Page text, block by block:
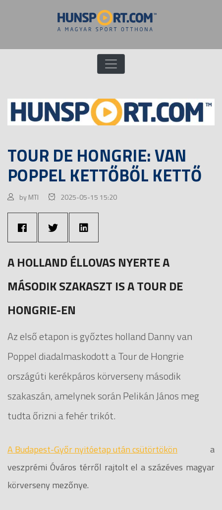
TOUR DE HONGRIE: VAN
POPPEL KETTŐBŐL KETTŐ
by MTI 2025-05-15 15:20
A HOLLAND ÉLLOVAS NYERTE A
MÁSODIK SZAKASZT IS A TOUR DE
HONGRIE-EN
Az első etapon is győztes holland Danny van
Poppel diadalmaskodott a Tour de Hongrie
országúti kerékpáros körverseny második
szakaszán, amelynek során Pelikán János meg
tudta őrizni a fehér trikót.
A Budapest-Győr nyitóetap után csütörtökön a
veszprémi Óváros térről rajtolt el a százéves magyar
körverseny mezőnye.